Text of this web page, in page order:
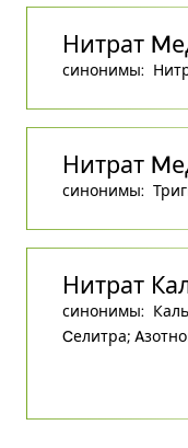
Нитрат
синонимы:
Нитрат
синонимы:
Нитрат
синонимы:
Cелитра;